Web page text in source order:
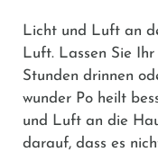
Licht und Luft an
Luft. Lassen Sie
Stunden drinnen
wunder Po heilt
und Luft an die
darauf, dass es